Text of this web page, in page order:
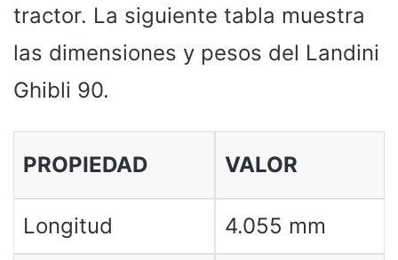
tractor. La siguiente tabla muestra
las dimensiones y pesos del Landini
Ghibli 90.
PROPIEDAD VALOR
Longitud 4.055 mm